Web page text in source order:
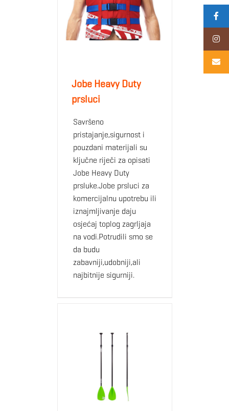
Jobe Heavy Duty
prsluci
Savršeno
pristajanje,sigurnost i
pouzdani materijali su
ključne riječi za opisati
Jobe Heavy Duty
prsluke.Jobe prsluci za
komercijalnu upotrebu ili
iznajmljivanje daju
osjećaj toplog zagrljaja
na vodi.Potrudili smo se
da budu
zabavniji,udobniji,ali
najbitnije sigurniji.